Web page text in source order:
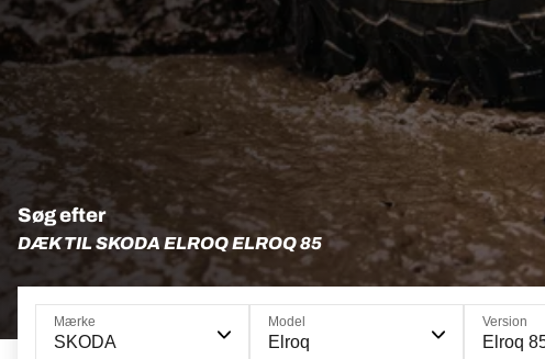
Søg efter
DÆK TIL SKODA ELROQ ELROQ 85
Mærke
SKODA
Model
Elroq
Version
Elroq